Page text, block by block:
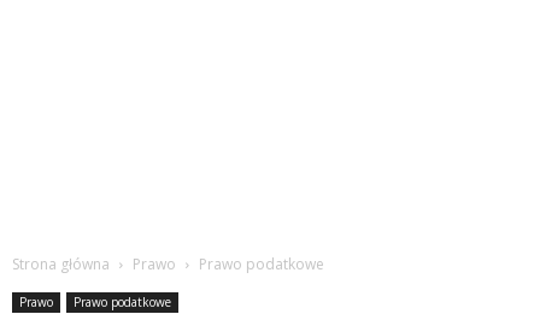
Strona główna Prawo Prawo podatkowe
Prawo Prawo podatkowe